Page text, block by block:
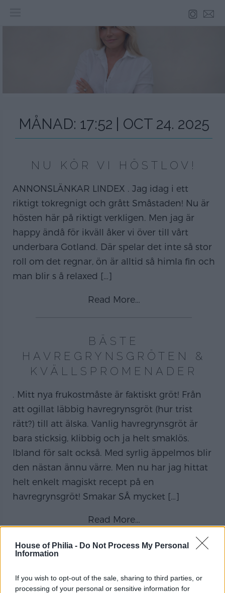
House of Philia - Do Not Process My Personal
Information
If you wish to opt-out of the sale, sharing to third parties, or
processing of your personal or sensitive information for
MÅNAD: 17:52 | OCT 24. 2025
NU KÖR VI HÖSTLOV!
ANNONSLÄNKAR LINDEX . Jag idag i ett
riktigt tokregnigt och grått Småstaden! Nu är
hösten här på riktigt verkligen. Men jag är
happy ändå för ikväll åker vi över till vårt
underbara Gotland. Där spelar det inte så stor
roll om det regnar, ön är alltid så himla fin och
man blir s å relaxed […]
Read More…
BÄSTE
HAVREGRYNSGRÖTEN &
KVÄLLSPROMENADER
. Mitt nya frukostmåste är faktiskt gröt! Från
att ogillat läbbig havregrynsgröt (hur trist
rätt?) till att älska. Vanlig havregrynsgröt är
bara sticksig, klibbig och ja helt smaklös.
Ibland för salt också. Med syrlig äppelmos blir
den nästan ännu värre. Men nu har jag hittat
helt enkelt magiskt recept på en
havregrynsgröt! Smakar SÅ mycket […]
Read More…
Vilken mysig helg vi har haft! Lördagen var H